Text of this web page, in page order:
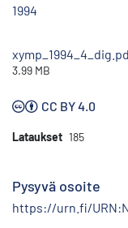
1994
3.99 MB
CC BY 4.0
Lataukset 185
Pysyvä osoite
https://urn.fi/